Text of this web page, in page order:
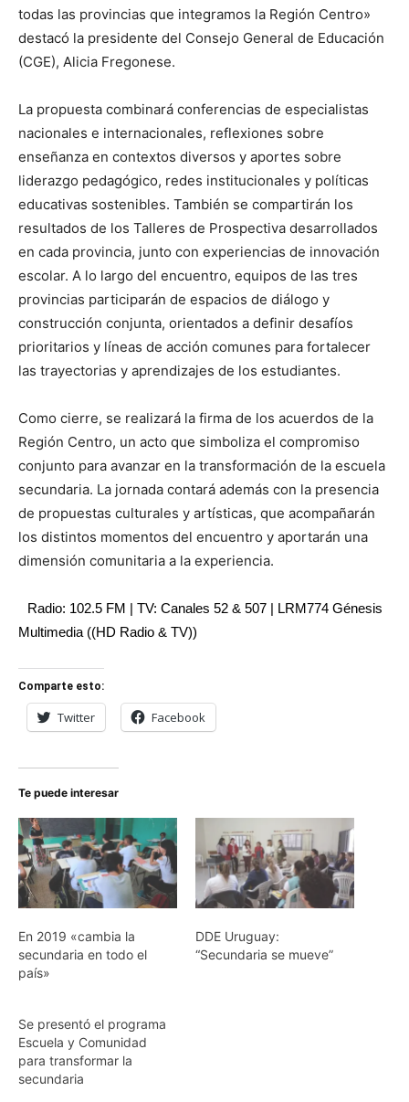
todas las provincias que integramos la Región Centro»
destacó la presidente del Consejo General de Educación
(CGE), Alicia Fregonese.
La propuesta combinará conferencias de especialistas
nacionales e internacionales, reflexiones sobre
enseñanza en contextos diversos y aportes sobre
liderazgo pedagógico, redes institucionales y políticas
educativas sostenibles. También se compartirán los
resultados de los Talleres de Prospectiva desarrollados
en cada provincia, junto con experiencias de innovación
escolar. A lo largo del encuentro, equipos de las tres
provincias participarán de espacios de diálogo y
construcción conjunta, orientados a definir desafíos
prioritarios y líneas de acción comunes para fortalecer
las trayectorias y aprendizajes de los estudiantes.
Como cierre, se realizará la firma de los acuerdos de la
Región Centro, un acto que simboliza el compromiso
conjunto para avanzar en la transformación de la escuela
secundaria. La jornada contará además con la presencia
de propuestas culturales y artísticas, que acompañarán
los distintos momentos del encuentro y aportarán una
dimensión comunitaria a la experiencia.
Radio: 102.5 FM | TV: Canales 52 & 507 | LRM774 Génesis
Multimedia ((HD Radio & TV))
Comparte esto:
Twitter Facebook
Te puede interesar
En 2019 «cambia la
secundaria en todo el
país»
DDE Uruguay:
“Secundaria se mueve”
Se presentó el programa
Escuela y Comunidad
para transformar la
secundaria